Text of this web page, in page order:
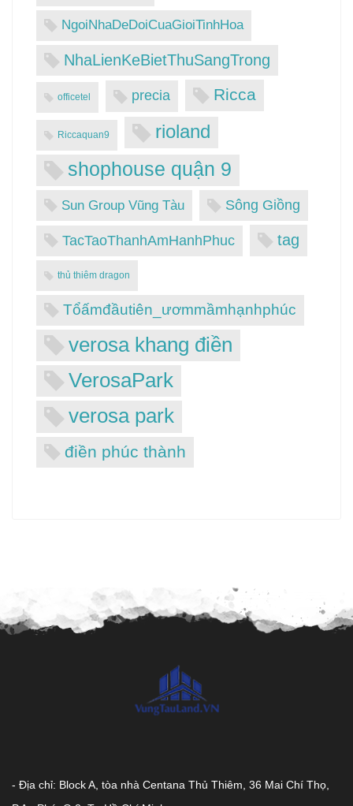
NgoiNhaDeDoiCuaGioiTinhHoa
NhaLienKeBietThuSangTrong
officetel precia Ricca
Riccaquan9
rioland
shophouse quận 9
Sun Group Vũng Tàu Sông Giồng
TacTaoThanhAmHanhPhuc tag
thủ thiêm dragon
Tổấmđầutiên_ươmmầmhạnhphúc
verosa khang điền
VerosaPark
verosa park
điền phúc thành
- Địa chỉ: Block A, tòa nhà Centana Thủ Thiêm, 36 Mai Chí Thọ,